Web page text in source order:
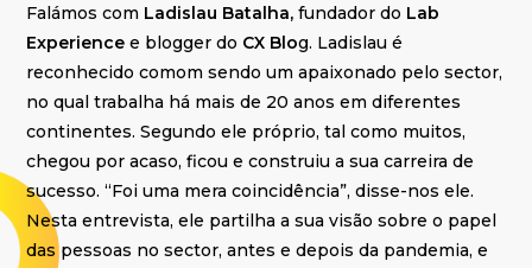
Falámos com Ladislau Batalha, fundador do Lab
Experience e blogger do CX Blog. Ladislau é
reconhecido comom sendo um apaixonado pelo sector,
no qual trabalha há mais de 20 anos em diferentes
continentes. Segundo ele próprio, tal como muitos,
chegou por acaso, ficou e construiu a sua carreira de
sucesso. “Foi uma mera coincidência”, disse-nos ele.
Nesta entrevista, ele partilha a sua visão sobre o papel
das pessoas no sector, antes e depois da pandemia, e